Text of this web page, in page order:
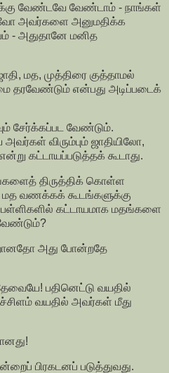
வேண்டவே வேண்டாம் - நாங்கள்
அவர்களை அனுமதிக்க
- அதுதானே மனித
மத, முத்திரை குத்தாமல்
தரவேண்டும் என்பது அடிப்படைக்
சேர்க்கப்பட வேண்டும்.
விரும்பும் ஜாதியிலோ,
கட்டாயப்படுத்தக் கூடாது.
திருத்திக் கொள்ள
வணக்கக் கூடங்களுக்கு
கட்டாயமாக மதங்களை
அது போன்றதே
பதினெட்டு வயதில்
வயதில் அவர்கள் மீது
பிரகடனப் படுத்துவது.